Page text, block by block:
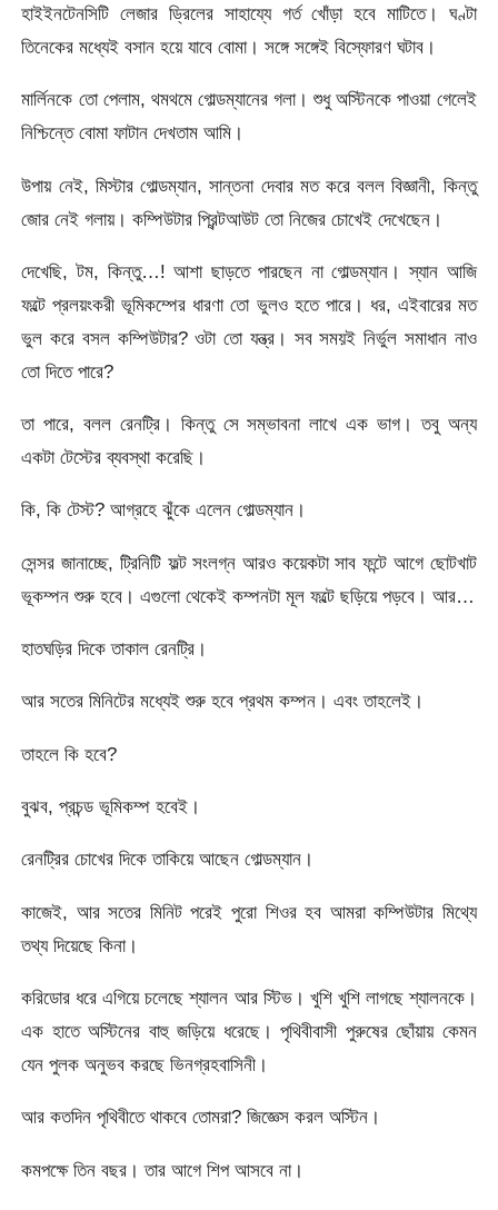
হাইইনটেনসিটি লেজার ড্রিলের সাহায্যে গর্ত খোঁড়া হবে মাটিতে। ঘণ্টা
তিনেকের মধ্যেই বসান হয়ে যাবে বোমা। সঙ্গে সঙ্গেই বিস্ফোরণ ঘটাব।
মার্লিনকে তো পেলাম, থমথমে গোল্ডম্যানের গলা। শুধু অস্টিনকে পাওয়া গেলেই
নিশ্চিন্তে বোমা ফাটান দেখতাম আমি।
উপায় নেই, মিস্টার গোল্ডম্যান, সান্তনা দেবার মত করে বলল বিজ্ঞানী, কিন্তু
জোর নেই গলায়। কম্পিউটার প্রিন্টআউট তো নিজের চোখেই দেখেছেন।
দেখেছি, টম, কিন্তু…! আশা ছাড়তে পারছেন না গোল্ডম্যান। স্যান আজি
ফল্টে প্রলয়ংকরী ভূমিকম্পের ধারণা তো ভুলও হতে পারে। ধর, এইবারের মত
ভুল করে বসল কম্পিউটার? ওটা তো যন্ত্র। সব সময়ই নির্ভুল সমাধান নাও
তো দিতে পারে?
তা পারে, বলল রেনট্রি। কিন্তু সে সম্ভাবনা লাখে এক ভাগ। তবু অন্য
একটা টেস্টের ব্যবস্থা করেছি।
কি, কি টেস্ট? আগ্রহে ঝুঁকে এলেন গোল্ডম্যান।
সেন্সর জানাচ্ছে, ট্রিনিটি ফল্ট সংলগ্ন আরও কয়েকটা সাব ফন্টে আগে ছোটখাট
ভূকম্পন শুরু হবে। এগুলো থেকেই কম্পনটা মূল ফল্টে ছড়িয়ে পড়বে। আর…
হাতঘড়ির দিকে তাকাল রেনট্রি।
আর সতের মিনিটের মধ্যেই শুরু হবে প্রথম কম্পন। এবং তাহলেই।
তাহলে কি হবে?
বুঝব, প্রচন্ড ভূমিকম্প হবেই।
রেনট্রির চোখের দিকে তাকিয়ে আছেন গোল্ডম্যান।
কাজেই, আর সতের মিনিট পরেই পুরো শিওর হব আমরা কম্পিউটার মিথ্যে
তথ্য দিয়েছে কিনা।
করিডোর ধরে এগিয়ে চলেছে শ্যালন আর স্টিভ। খুশি খুশি লাগছে শ্যালনকে।
এক হাতে অস্টিনের বাহু জড়িয়ে ধরেছে। পৃথিবীবাসী পুরুষের ছোঁয়ায় কেমন
যেন পুলক অনুভব করছে ভিনগ্রহবাসিনী।
আর কতদিন পৃথিবীতে থাকবে তোমরা? জিজ্ঞেস করল অস্টিন।
কমপক্ষে তিন বছর। তার আগে শিপ আসবে না।